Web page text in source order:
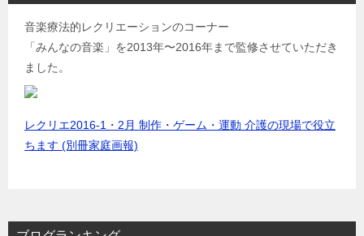
音楽療法的レクリエーションのコーナー
「みんなの音楽」を2013年〜2016年まで監修させていただき
ました。
レクリエ2016-1・2月 制作・ゲーム・運動 介護の現場で役立
ちます (別冊家庭画報)